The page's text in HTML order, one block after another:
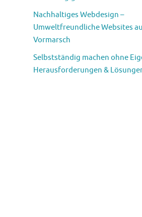
Nachhaltiges Webdesign –
Umweltfreundliche Websites
Vormarsch
Selbstständig machen ohne
Herausforderungen &